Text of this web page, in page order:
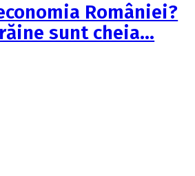
României?
sunt cheia…